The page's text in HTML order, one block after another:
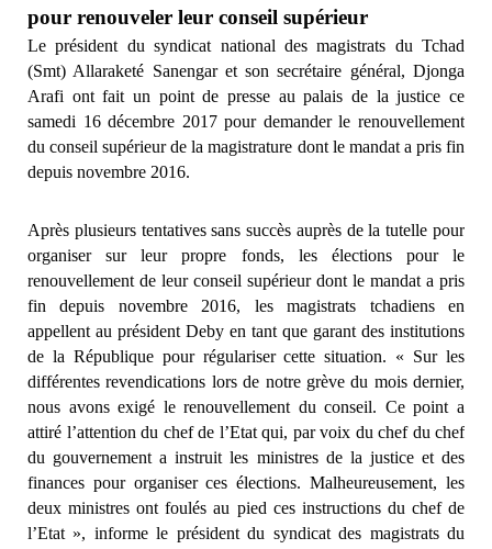
pour renouveler leur conseil supérieur
Le président du syndicat national des magistrats du Tchad
(Smt) Allaraketé Sanengar et son secrétaire général, Djonga
Arafi ont fait un point de presse au palais de la justice ce
samedi 16 décembre 2017 pour demander le renouvellement
du conseil supérieur de la magistrature dont le mandat a pris fin
depuis novembre 2016.
Après plusieurs tentatives sans succès auprès de la tutelle pour
organiser sur leur propre fonds, les élections pour le
renouvellement de leur conseil supérieur dont le mandat a pris
fin depuis novembre 2016, les magistrats tchadiens en
appellent au président Deby en tant que garant des institutions
de la République pour régulariser cette situation. « Sur les
différentes revendications lors de notre grève du mois dernier,
nous avons exigé le renouvellement du conseil. Ce point a
attiré l’attention du chef de l’Etat qui, par voix du chef du chef
du gouvernement a instruit les ministres de la justice et des
finances pour organiser ces élections. Malheureusement, les
deux ministres ont foulés au pied ces instructions du chef de
l’Etat », informe le président du syndicat des magistrats du